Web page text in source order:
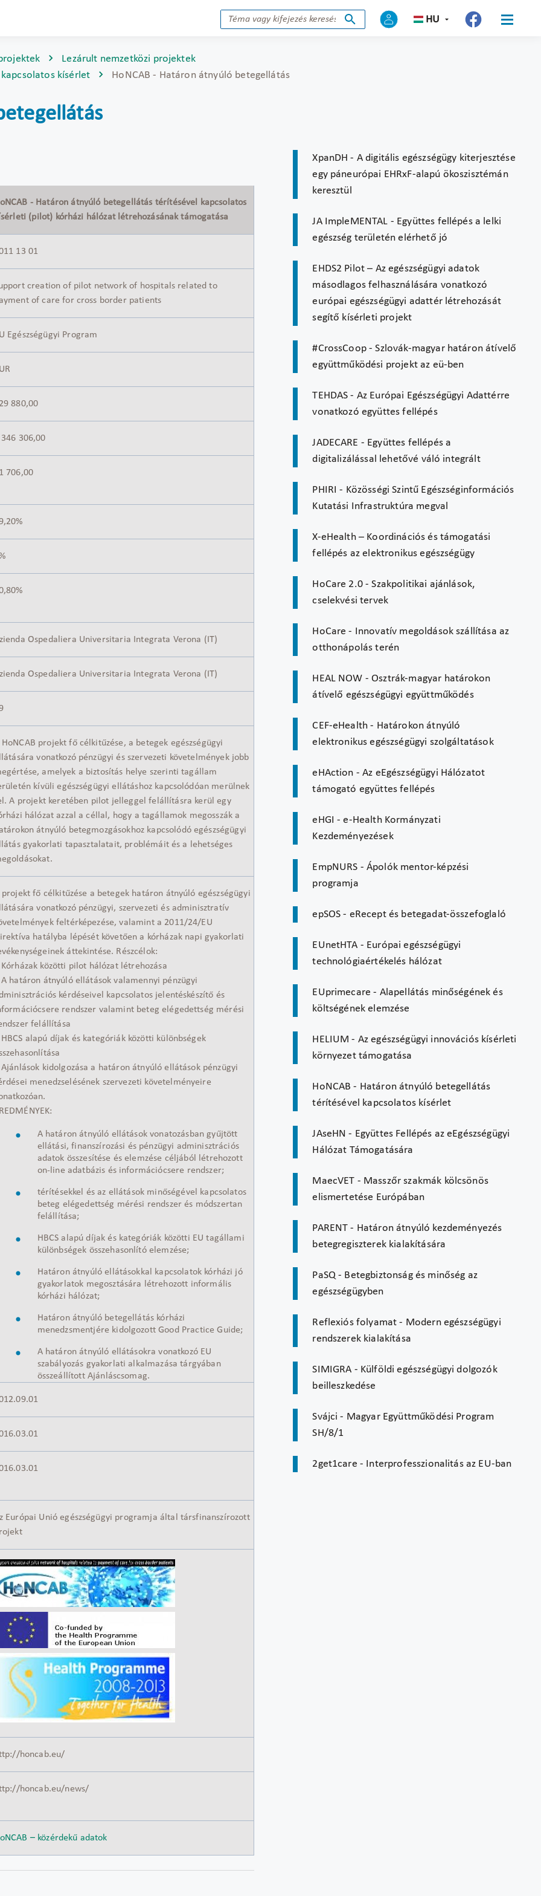
HU
Lezárult nemzetközi projektek
kísérlet
HoNCAB - Határon átnyúló betegellátás
- Határon átnyúló betegellátás térítésével kapcsolatos
(pilot) kórházi hálózat létrehozásának támogatása
13 01
creation of pilot network of hospitals related to
of care for cross border patients
Egészségügyi Program
880,00
306,00
706,00
Ospedaliera Universitaria Integrata Verona (IT)
Ospedaliera Universitaria Integrata Verona (IT)
HoNCAB projekt fő célkitűzése, a betegek egészségügyi
vonatkozó pénzügyi és szervezeti követelmények jobb
amelyek a biztosítás helye szerinti tagállam
kívüli egészségügyi ellátáshoz kapcsolódóan merülnek
A projekt keretében pilot jelleggel felállításra kerül egy
hálózat azzal a céllal, hogy a tagállamok megosszák a
átnyúló betegmozgásokhoz kapcsolódó egészségügyi
gyakorlati tapasztalatait, problémáit és a lehetséges
projekt fő célkitűzése a betegek határon átnyúló egészségügyi
vonatkozó pénzügyi, szervezeti és adminisztratív
feltérképezése, valamint a 2011/24/EU
hatályba lépését követően a kórházak napi gyakorlati
áttekintése. Részcélok:
közötti pilot hálózat létrehozása
határon átnyúló ellátások valamennyi pénzügyi
kérdéseivel kapcsolatos jelentéskészítő és
rendszer valamint beteg elégedettség mérési
felállítása
alapú díjak és kategóriák közötti különbségek
kidolgozása a határon átnyúló ellátások pénzügyi
menedzselésének szervezeti követelményeire
A határon átnyúló ellátások vonatozásban gyűjtött
ellátási, finanszírozási és pénzügyi adminisztrációs
adatok összesítése és elemzése céljából létrehozott
on-line adatbázis és információcsere rendszer;
térítésekkel és az ellátások minőségével kapcsolatos
beteg elégedettség mérési rendszer és módszertan
felállítása;
HBCS alapú díjak és kategóriák közötti EU tagállami
különbségek összehasonlító elemzése;
Határon átnyúló ellátásokkal kapcsolatok kórházi jó
gyakorlatok megosztására létrehozott informális
kórházi hálózat;
Határon átnyúló betegellátás kórházi
menedzsmentjére kidolgozott Good Practice Guide;
A határon átnyúló ellátásokra vonatkozó EU
szabályozás gyakorlati alkalmazása tárgyában
összeállított Ajánláscsomag.
Európai Unió egészségügyi programja által társfinanszírozott
honcab.eu/
honcab.eu/news/
– közérdekű adatok
XpanDH - A digitális egészségügy kiterjesztése
egy páneurópai EHRxF-alapú ökoszisztémán
keresztül
JA ImpleMENTAL - Együttes fellépés a lelki
egészség területén elérhető jó
EHDS2 Pilot – Az egészségügyi adatok
másodlagos felhasználására vonatkozó
európai egészségügyi adattér létrehozását
segítő kísérleti projekt
#CrossCoop - Szlovák-magyar határon átívelő
együttműködési projekt az eü-ben
TEHDAS - Az Európai Egészségügyi Adattérre
vonatkozó együttes fellépés
JADECARE - Együttes fellépés a
digitalizálással lehetővé váló integrált
PHIRI - Közösségi Szintű Egészséginformációs
Kutatási Infrastruktúra megval
X-eHealth – Koordinációs és támogatási
fellépés az elektronikus egészségügy
HoCare 2.0 - Szakpolitikai ajánlások,
cselekvési tervek
HoCare - Innovatív megoldások szállítása az
otthonápolás terén
HEAL NOW - Osztrák-magyar határokon
átívelő egészségügyi együttműködés
CEF-eHealth - Határokon átnyúló
elektronikus egészségügyi szolgáltatások
eHAction - Az eEgészségügyi Hálózatot
támogató együttes fellépés
eHGI - e-Health Kormányzati
Kezdeményezések
EmpNURS - Ápolók mentor-képzési
programja
epSOS - eRecept és betegadat-összefoglaló
EUnetHTA - Európai egészségügyi
technológiaértékelés hálózat
EUprimecare - Alapellátás minőségének és
költségének elemzése
HELIUM - Az egészségügyi innovációs kísérleti
környezet támogatása
HoNCAB - Határon átnyúló betegellátás
térítésével kapcsolatos kísérlet
JAseHN - Együttes Fellépés az eEgészségügyi
Hálózat Támogatására
MaecVET - Masszőr szakmák kölcsönös
elismertetése Európában
PARENT - Határon átnyúló kezdeményezés
betegregiszterek kialakítására
PaSQ - Betegbiztonság és minőség az
egészségügyben
Reflexiós folyamat - Modern egészségügyi
rendszerek kialakítása
SIMIGRA - Külföldi egészségügyi dolgozók
beilleszkedése
Svájci - Magyar Együttműködési Program
SH/8/1
2get1care - Interprofesszionalitás az EU-ban